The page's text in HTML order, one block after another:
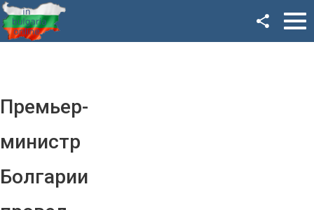
Премьер-
министр
Болгарии